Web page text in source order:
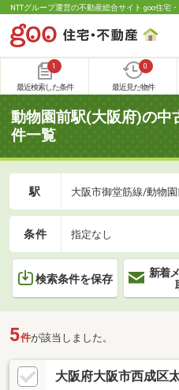
NTTグループ運営の不動産総合サイト goo住宅
1
最近検索した条件
0
最近見た物件
動物園前駅(大阪府)の中
件一覧
駅 大阪市御堂筋線/動物
条件 指定なし
検索条件を保存
新着
5件が該当しました。
大阪府大阪市西成区